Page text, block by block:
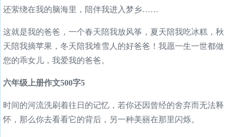
还萦绕在我的脑海里，陪伴我进入梦乡……
这就是我的爸爸，一个春天陪我放风筝，夏天陪我吃冰糕，秋
天陪我摘苹果，冬天陪我堆雪人的好爸爸！我愿一生一世都做
您的乖女儿，我爱我的爸爸。
六年级上册作文500字5
时间的河流洗刷着往日的记忆，若你还因曾经的舍弃而无法释
怀，那么你去看看它的背后，另一种美丽在那里闪烁。